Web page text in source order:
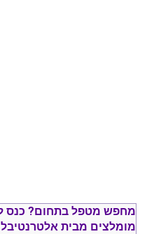
מחפש מטפל בתחום? כנס
מומלצים מבית